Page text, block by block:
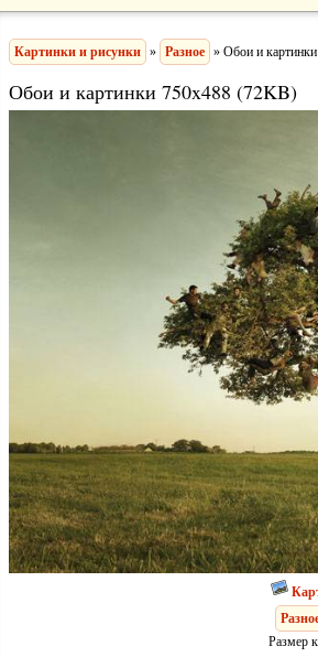
Картинки и рисунки » Разное » Обои и картинки
Обои и картинки 750x488 (72KB)
Размер